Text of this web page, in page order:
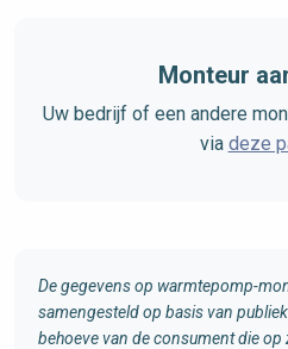
Monteur
Uw bedrijf of een andere
via deze
De gegevens op warmtepomp-
samengesteld op basis van
behoeve van de consument die op